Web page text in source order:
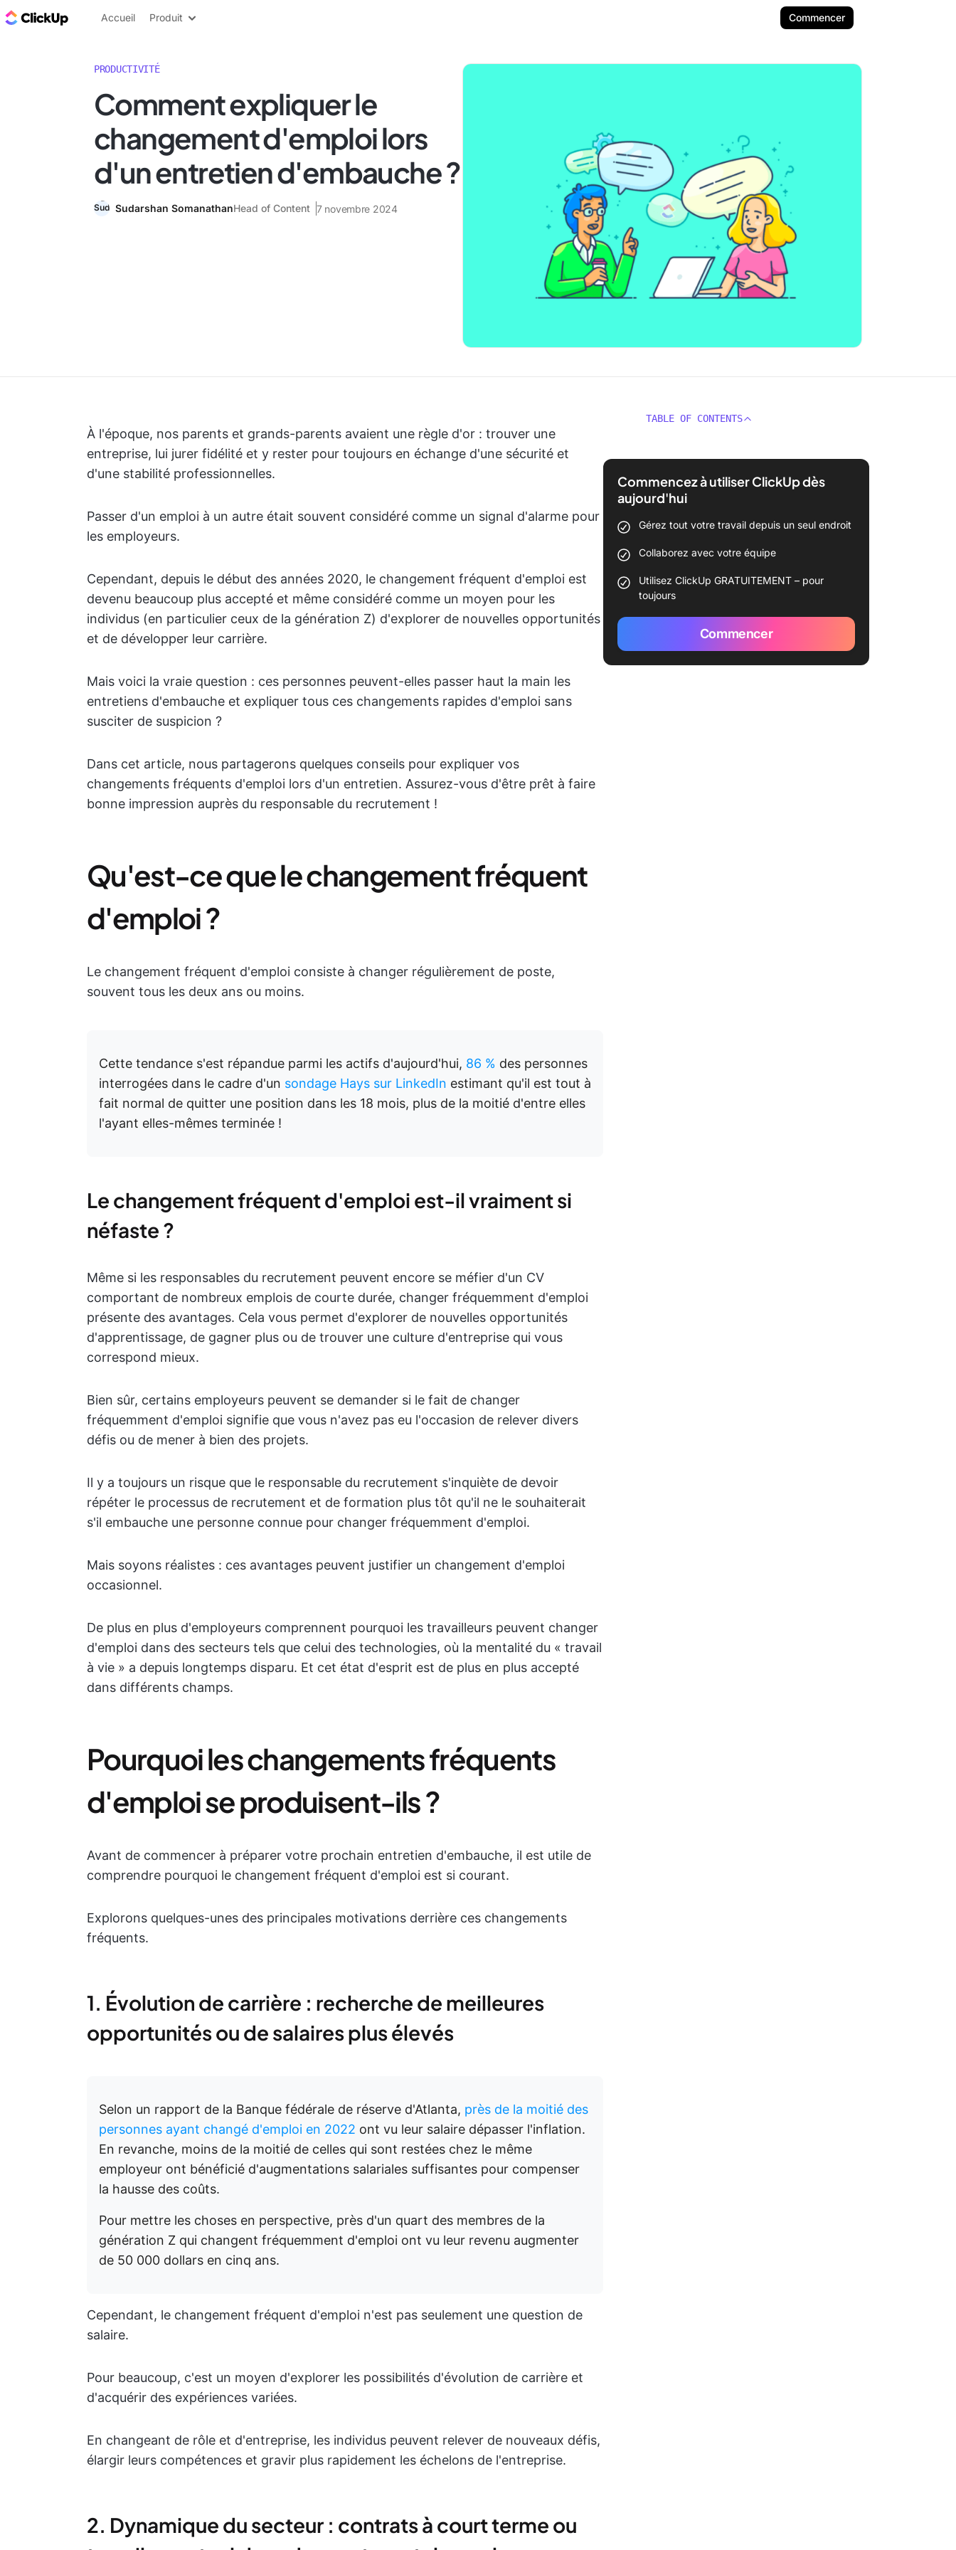
ClickUp Blog
Accueil Produit Commencer
PRODUCTIVITÉ
Comment expliquer le
changement d'emploi lors
d'un entretien d'embauche ?
Sudarshan SomanathanHead of Content 7 novembre 2024
À l'époque, nos parents et grands-parents avaient une règle d'or : trouver une
entreprise, lui jurer fidélité et y rester pour toujours en échange d'une sécurité et
d'une stabilité professionnelles.
Passer d'un emploi à un autre était souvent considéré comme un signal d'alarme pour
les employeurs.
Cependant, depuis le début des années 2020, le changement fréquent d'emploi est
devenu beaucoup plus accepté et même considéré comme un moyen pour les
individus (en particulier ceux de la génération Z) d'explorer de nouvelles opportunités
et de développer leur carrière.
Mais voici la vraie question : ces personnes peuvent-elles passer haut la main les
entretiens d'embauche et expliquer tous ces changements rapides d'emploi sans
susciter de suspicion ?
Dans cet article, nous partagerons quelques conseils pour expliquer vos
changements fréquents d'emploi lors d'un entretien. Assurez-vous d'être prêt à faire
bonne impression auprès du responsable du recrutement !
Qu'est-ce que le changement fréquent
d'emploi ?
Le changement fréquent d'emploi consiste à changer régulièrement de poste,
souvent tous les deux ans ou moins.
Cette tendance s'est répandue parmi les actifs d'aujourd'hui, 86 % des personnes
interrogées dans le cadre d'un sondage Hays sur LinkedIn estimant qu'il est tout à
fait normal de quitter une position dans les 18 mois, plus de la moitié d'entre elles
l'ayant elles-mêmes terminée !
Le changement fréquent d'emploi est-il vraiment si
néfaste ?
Même si les responsables du recrutement peuvent encore se méfier d'un CV
comportant de nombreux emplois de courte durée, changer fréquemment d'emploi
présente des avantages. Cela vous permet d'explorer de nouvelles opportunités
d'apprentissage, de gagner plus ou de trouver une culture d'entreprise qui vous
correspond mieux.
Bien sûr, certains employeurs peuvent se demander si le fait de changer
fréquemment d'emploi signifie que vous n'avez pas eu l'occasion de relever divers
défis ou de mener à bien des projets.
Il y a toujours un risque que le responsable du recrutement s'inquiète de devoir
répéter le processus de recrutement et de formation plus tôt qu'il ne le souhaiterait
s'il embauche une personne connue pour changer fréquemment d'emploi.
Mais soyons réalistes : ces avantages peuvent justifier un changement d'emploi
occasionnel.
De plus en plus d'employeurs comprennent pourquoi les travailleurs peuvent changer
d'emploi dans des secteurs tels que celui des technologies, où la mentalité du « travail
à vie » a depuis longtemps disparu. Et cet état d'esprit est de plus en plus accepté
dans différents champs.
Pourquoi les changements fréquents
d'emploi se produisent-ils ?
Avant de commencer à préparer votre prochain entretien d'embauche, il est utile de
comprendre pourquoi le changement fréquent d'emploi est si courant.
Explorons quelques-unes des principales motivations derrière ces changements
fréquents.
1. Évolution de carrière : recherche de meilleures
opportunités ou de salaires plus élevés
Selon un rapport de la Banque fédérale de réserve d'Atlanta, près de la moitié des
personnes ayant changé d'emploi en 2022 ont vu leur salaire dépasser l'inflation.
En revanche, moins de la moitié de celles qui sont restées chez le même
employeur ont bénéficié d'augmentations salariales suffisantes pour compenser
la hausse des coûts.
Pour mettre les choses en perspective, près d'un quart des membres de la
génération Z qui changent fréquemment d'emploi ont vu leur revenu augmenter
de 50 000 dollars en cinq ans.
Cependant, le changement fréquent d'emploi n'est pas seulement une question de
salaire.
Pour beaucoup, c'est un moyen d'explorer les possibilités d'évolution de carrière et
d'acquérir des expériences variées.
En changeant de rôle et d'entreprise, les individus peuvent relever de nouveaux défis,
élargir leurs compétences et gravir plus rapidement les échelons de l'entreprise.
2. Dynamique du secteur : contrats à court terme ou
TABLE OF CONTENTS
Commencez à utiliser ClickUp dès
aujourd'hui
Gérez tout votre travail depuis un seul endroit
Collaborez avec votre équipe
Utilisez ClickUp GRATUITEMENT – pour
toujours
Commencer